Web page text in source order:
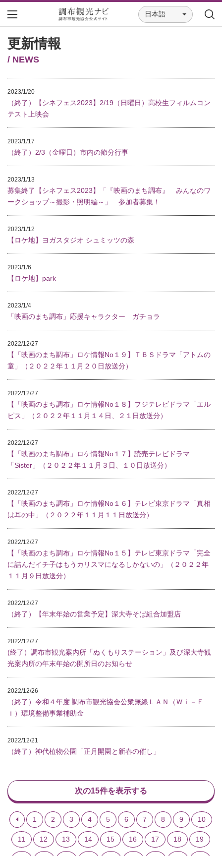
日本語
更新情報
/ NEWS
2023/1/20
（終了）【シネフェス2023】2/19（日曜日）高校生フィルムコン
テスト上映会
2023/1/17
（終了）2/3（金曜日）市内の節分行事
2023/1/13
募集終了【シネフェス2023】「『映画のまち調布』 みんなのワ
ークショップ～撮影・照明編～」 参加者募集！
2023/1/12
【ロケ地】ヨガスタジオ シュミッツの森
2023/1/6
【ロケ地】park
2023/1/4
「映画のまち調布」応援キャラクター ガチョラ
2022/12/27
【「映画のまち調布」ロケ情報No１９】ＴＢＳドラマ「アトムの
童」（２０２２年１１月２０日放送分）
2022/12/27
【「映画のまち調布」ロケ情報No１８】フジテレビドラマ「エル
ピス」（２０２２年１１月１４日、２１日放送分）
2022/12/27
【「映画のまち調布」ロケ情報No１７】読売テレビドラマ
「Sister」（２０２２年１１月３日、１０日放送分）
2022/12/27
【「映画のまち調布」ロケ情報No１６】テレビ東京ドラマ「真相
は耳の中」（２０２２年１１月１１日放送分）
2022/12/27
【「映画のまち調布」ロケ情報No１５】テレビ東京ドラマ「完全
に詰んだイチ子はもうカリスマになるしかないの」（２０２２年
１１月９日放送分）
2022/12/27
（終了）【年末年始の営業予定】深大寺そば組合加盟店
2022/12/27
(終了）調布市観光案内所「ぬくもりステーション」及び深大寺観
光案内所の年末年始の開所日のお知らせ
2022/12/26
（終了）令和４年度 調布市観光協会公衆無線ＬＡＮ（Ｗｉ－Ｆ
ｉ）環境整備事業補助金
2022/12/21
（終了）神代植物公園「正月開園と新春の催し」
次の15件を表示する
1 2 3 4 5 6 7 8 9 10
11 12 13 14 15 16 17 18 19